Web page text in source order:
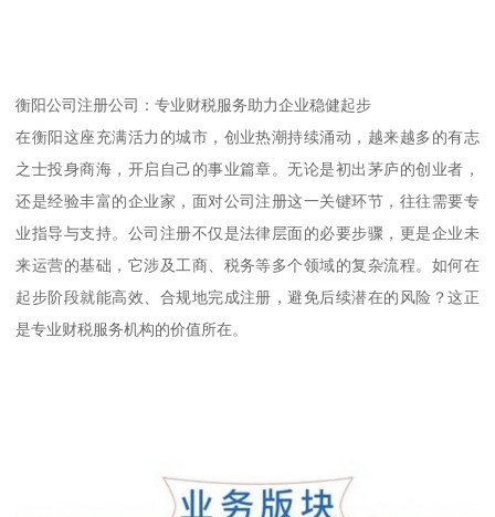
衡阳公司注册公司：专业财税服务助力企业稳健起步
在衡阳这座充满活力的城市，创业热潮持续涌动，越来越多的有志
之士投身商海，开启自己的事业篇章。无论是初出茅庐的创业者，
还是经验丰富的企业家，面对公司注册这一关键环节，往往需要专
业指导与支持。公司注册不仅是法律层面的必要步骤，更是企业未
来运营的基础，它涉及工商、税务等多个领域的复杂流程。如何在
起步阶段就能高效、合规地完成注册，避免后续潜在的风险？这正
是专业财税服务机构的价值所在。